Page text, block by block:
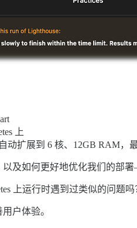
上
动扩展到 6 核、12GB RAM，
及如何更好地优化我们的部
上运行时遇到过类似的问题
户体验。